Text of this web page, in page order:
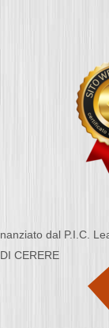
dal P.I.C.
CERERE